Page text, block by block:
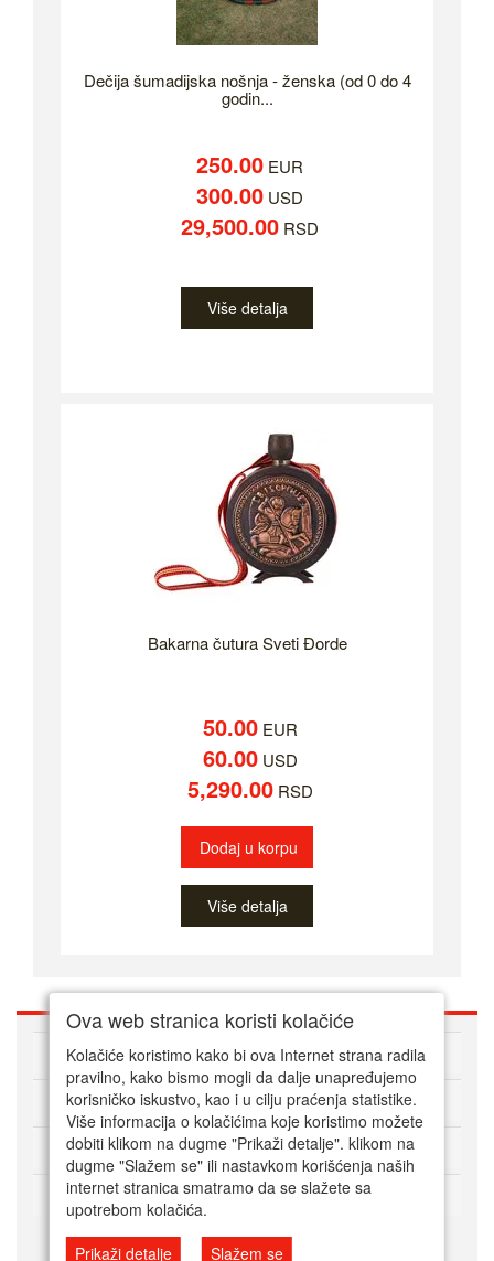
Dečija šumadijska nošnja - ženska (od 0 do 4
godin...
250.00 EUR
300.00 USD
29,500.00 RSD
Više detalja
Bakarna čutura Sveti Đorde
50.00EUR
60.00USD
5,290.00RSD
Dodaj u korpu
Više detalja
O nama
Kako kupovati online
Korisnički servis
Način plaćanja
Ova web stranica koristi kolačiće
Kolačiće koristimo kako bi ova Internet strana radila
pravilno, kako bismo mogli da dalje unapređujemo
korisničko iskustvo, kao i u cilju praćenja statistike.
Više informacija o kolačićima koje koristimo možete
dobiti klikom na dugme "Prikaži detalje". klikom na
dugme "Slažem se" ili nastavkom korišćenja naših
internet stranica smatramo da se slažete sa
upotrebom kolačića.
Prikaži detalje
Slažem se